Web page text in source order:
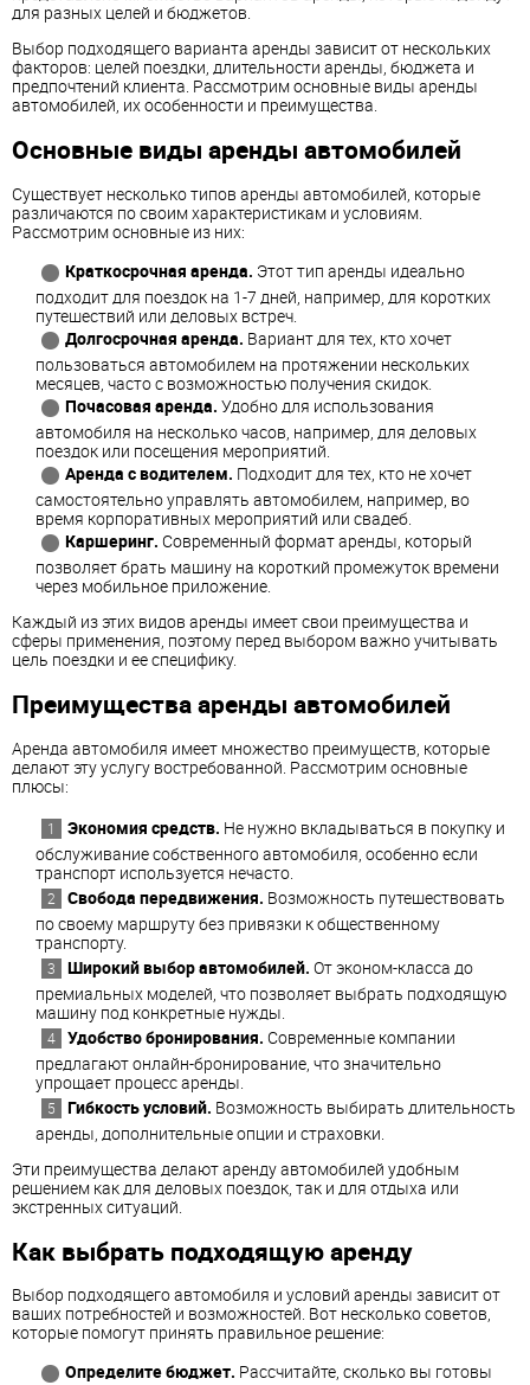
для разных целей и бюджетов.
Выбор подходящего варианта аренды зависит от нескольких
факторов: целей поездки, длительности аренды, бюджета и
предпочтений клиента. Рассмотрим основные виды аренды
автомобилей, их особенности и преимущества.
Основные виды аренды автомобилей
Существует несколько типов аренды автомобилей, которые
различаются по своим характеристикам и условиям.
Рассмотрим основные из них:
Краткосрочная аренда. Этот тип аренды идеально
подходит для поездок на 1-7 дней, например, для коротких
путешествий или деловых встреч.
Долгосрочная аренда. Вариант для тех, кто хочет
пользоваться автомобилем на протяжении нескольких
месяцев, часто с возможностью получения скидок.
Почасовая аренда. Удобно для использования
автомобиля на несколько часов, например, для деловых
поездок или посещения мероприятий.
Аренда с водителем. Подходит для тех, кто не хочет
самостоятельно управлять автомобилем, например, во
время корпоративных мероприятий или свадеб.
Каршеринг. Современный формат аренды, который
позволяет брать машину на короткий промежуток времени
через мобильное приложение.
Каждый из этих видов аренды имеет свои преимущества и
сферы применения, поэтому перед выбором важно учитывать
цель поездки и ее специфику.
Преимущества аренды автомобилей
Аренда автомобиля имеет множество преимуществ, которые
делают эту услугу востребованной. Рассмотрим основные
плюсы:
Экономия средств. Не нужно вкладываться в покупку и
обслуживание собственного автомобиля, особенно если
транспорт используется нечасто.
Свобода передвижения. Возможность путешествовать
по своему маршруту без привязки к общественному
транспорту.
Широкий выбор автомобилей. От эконом-класса до
премиальных моделей, что позволяет выбрать подходящую
машину под конкретные нужды.
Удобство бронирования. Современные компании
предлагают онлайн-бронирование, что значительно
упрощает процесс аренды.
Гибкость условий. Возможность выбирать длительность
аренды, дополнительные опции и страховки.
Эти преимущества делают аренду автомобилей удобным
решением как для деловых поездок, так и для отдыха или
экстренных ситуаций.
Как выбрать подходящую аренду
Выбор подходящего автомобиля и условий аренды зависит от
ваших потребностей и возможностей. Вот несколько советов,
которые помогут принять правильное решение:
Определите бюджет. Рассчитайте, сколько вы готовы